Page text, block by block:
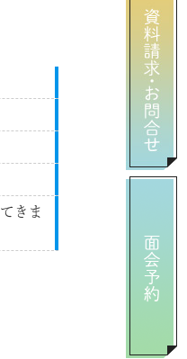
きま